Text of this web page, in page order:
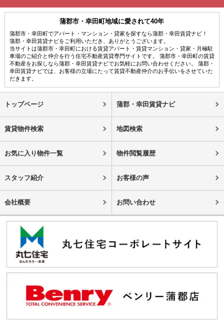
蒲郡市・幸田町地域に愛されて40年
蒲郡市・幸田町でアパート・マンション・貸家を探すなら蒲郡・幸田賃貸ナビ！
蒲郡・幸田賃貸ナビをご利用いただき、ありがとうございます。
当サイトは蒲郡市・幸田町における賃貸アパート・賃貸マンション・貸家・月極駐
車場のご紹介と仲介を行う住宅不動産賃貸専門サイトです。 蒲郡市・幸田町の賃貸
不動産をお探しなら蒲郡・幸田賃貸ナビでお気軽にお問い合わせください。 蒲郡・
幸田賃貸ナビでは、お客様の立場にたって賃貸不動産仲介のお手伝いをさせていた
だきます。
トップページ 蒲郡・幸田賃貸ナビ
賃貸物件検索 地図検索
お気に入り物件一覧 物件閲覧履歴
スタッフ紹介 お客様の声
会社概要 お問い合わせ